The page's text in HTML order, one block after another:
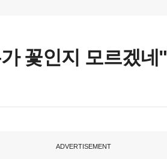
꽃인지 모르겠네"
ADVERTISEMENT